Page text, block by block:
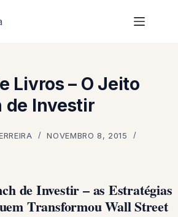
Livros – O Jeito
de Investir
NOVEMBRO 8, 2015
de Investir – as Estratégias
Transformou Wall Street